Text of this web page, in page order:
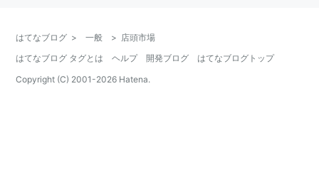
日本においてはジャスダックが店頭市場であったが、
2004年12月に証券取引所に転換されたため店頭市場で
はなくなっている。
はてなブログ > 一般 > 店頭市場
はてなブログ タグとは
ヘルプ 開発ブログ
はてなブログトップ
Copyright (C) 2001-2026 Hatena.